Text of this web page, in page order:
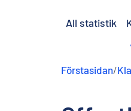
All statistik
Förstasidan/